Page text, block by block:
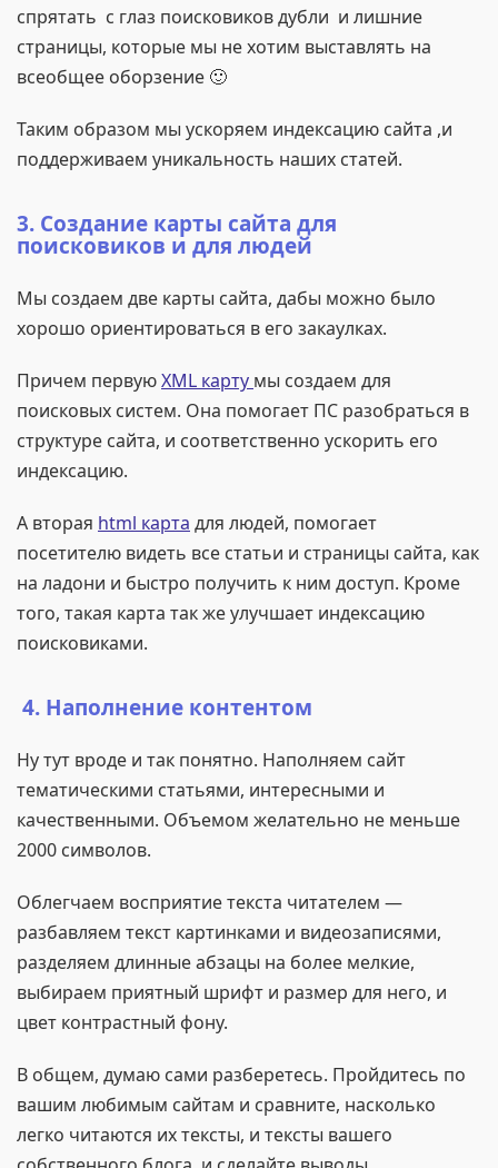
спрятать с глаз поисковиков дубли и лишние
страницы, которые мы не хотим выставлять на
всеобщее оборзение 🙂
Таким образом мы ускоряем индексацию сайта ,и
поддерживаем уникальность наших статей.
3. Создание карты сайта для
поисковиков и для людей
Мы создаем две карты сайта, дабы можно было
хорошо ориентироваться в его закаулках.
Причем первуюXML карту мы создаем для
поисковых систем. Она помогает ПС разобраться в
структуре сайта, и соответственно ускорить его
индексацию.
А вторая html карта для людей, помогает
посетителю видеть все статьи и страницы сайта, как
на ладони и быстро получить к ним доступ. Кроме
того, такая карта так же улучшает индексацию
поисковиками.
4. Наполнение контентом
Ну тут вроде и так понятно. Наполняем сайт
тематическими статьями, интересными и
качественными. Объемом желательно не меньше
2000 символов.
Облегчаем восприятие текста читателем —
разбавляем текст картинками и видеозаписями,
разделяем длинные абзацы на более мелкие,
выбираем приятный шрифт и размер для него, и
цвет контрастный фону.
В общем, думаю сами разберетесь. Пройдитесь по
вашим любимым сайтам и сравните, насколько
легко читаются их тексты, и тексты вашего